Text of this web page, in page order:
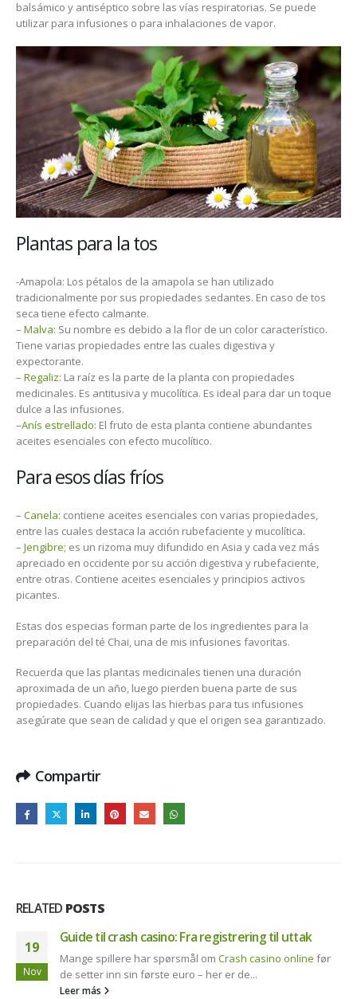
balsámico y antiséptico sobre las vías respiratorias. Se puede
utilizar para infusiones o para inhalaciones de vapor.
Plantas para la tos
-Amapola: Los pétalos de la amapola se han utilizado
tradicionalmente por sus propiedades sedantes. En caso de tos
seca tiene efecto calmante.
– Malva: Su nombre es debido a la flor de un color característico.
Tiene varias propiedades entre las cuales digestiva y
expectorante.
– Regaliz: La raíz es la parte de la planta con propiedades
medicinales. Es antitusiva y mucolítica. Es ideal para dar un toque
dulce a las infusiones.
–Anís estrellado: El fruto de esta planta contiene abundantes
aceites esenciales con efecto mucolítico.
Para esos días fríos
– Canela: contiene aceites esenciales con varias propiedades,
entre las cuales destaca la acción rubefaciente y mucolítica.
– Jengibre; es un rizoma muy difundido en Asia y cada vez más
apreciado en occidente por su acción digestiva y rubefaciente,
entre otras. Contiene aceites esenciales y principios activos
picantes.
Estas dos especias forman parte de los ingredientes para la
preparación del té Chai, una de mis infusiones favoritas.
Recuerda que las plantas medicinales tienen una duración
aproximada de un año, luego pierden buena parte de sus
propiedades. Cuando elijas las hierbas para tus infusiones
asegúrate que sean de calidad y que el origen sea garantizado.
Compartir
RELATED POSTS
19
Nov
Guide til crash casino: Fra registrering til uttak
Mange spillere har spørsmål om Crash casino online før
de setter inn sin første euro – her er de...
Leer más